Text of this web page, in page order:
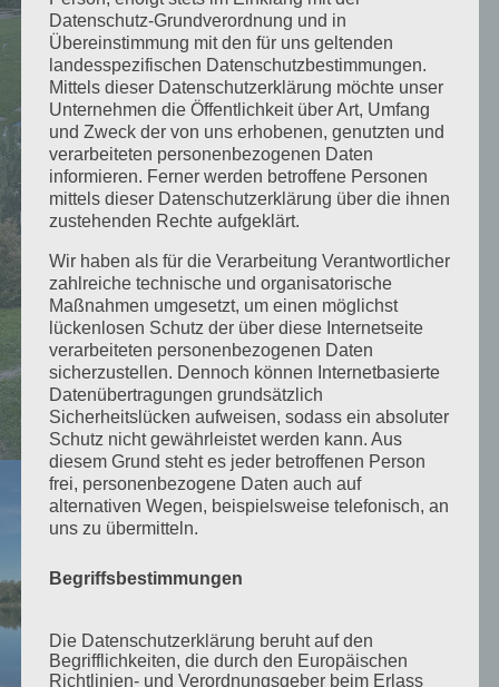
Datenschutz-Grundverordnung und in
Übereinstimmung mit den für uns geltenden
landesspezifischen Datenschutzbestimmungen.
Mittels dieser Datenschutzerklärung möchte unser
Unternehmen die Öffentlichkeit über Art, Umfang
und Zweck der von uns erhobenen, genutzten und
verarbeiteten personenbezogenen Daten
informieren. Ferner werden betroffene Personen
mittels dieser Datenschutzerklärung über die ihnen
zustehenden Rechte aufgeklärt.
Wir haben als für die Verarbeitung Verantwortlicher
zahlreiche technische und organisatorische
Maßnahmen umgesetzt, um einen möglichst
lückenlosen Schutz der über diese Internetseite
verarbeiteten personenbezogenen Daten
sicherzustellen. Dennoch können Internetbasierte
Datenübertragungen grundsätzlich
Sicherheitslücken aufweisen, sodass ein absoluter
Schutz nicht gewährleistet werden kann. Aus
diesem Grund steht es jeder betroffenen Person
frei, personenbezogene Daten auch auf
alternativen Wegen, beispielsweise telefonisch, an
uns zu übermitteln.
Begriffsbestimmungen
Die Datenschutzerklärung beruht auf den
Begrifflichkeiten, die durch den Europäischen
Richtlinien- und Verordnungsgeber beim Erlass